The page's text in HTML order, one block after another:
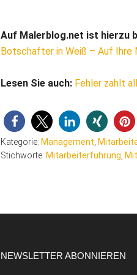
Auf Malerblog.net ist hierzu
Botschafter in Weiß – Auf Ihre
Lesen Sie auch: Fehler zahlt
Kategorie: Management
Stichworte: Mitarbeiterführung
NEWSLETTER ABONNIEREN